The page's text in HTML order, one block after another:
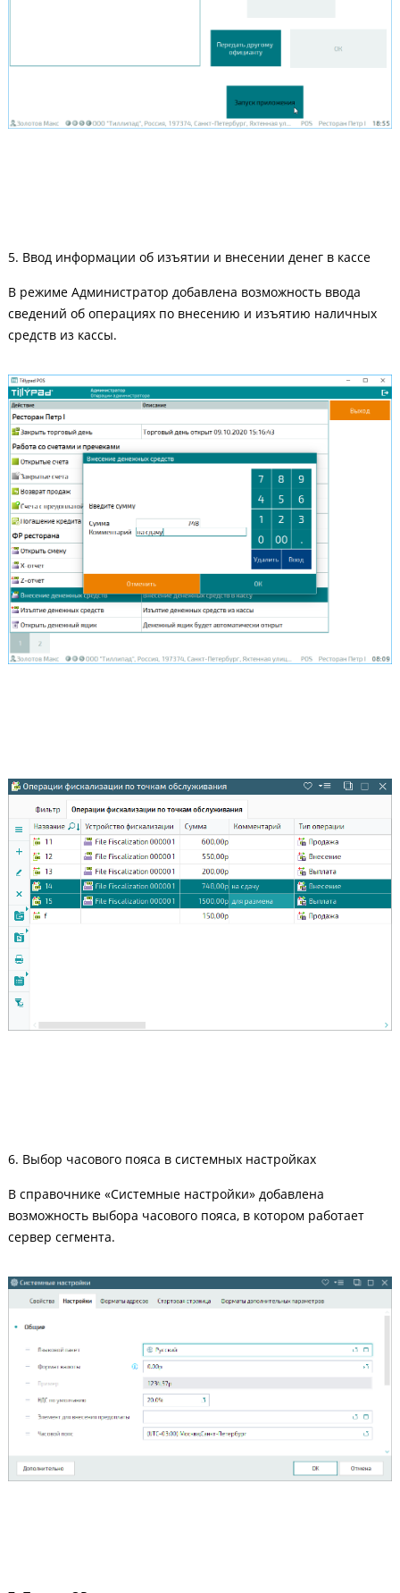
5. Ввод информации об изъятии и внесении денег в кассе
В режиме Администратор добавлена возможность ввода
сведений об операциях по внесению и изъятию наличных
средств из кассы.
6. Выбор часового пояса в системных настройках
В справочнике «Системные настройки» добавлена
возможность выбора часового пояса, в котором работает
сервер сегмента.